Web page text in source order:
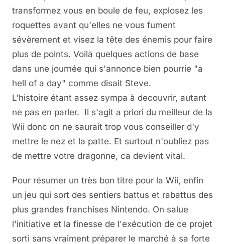
transformez vous en boule de feu, explosez les
roquettes avant qu'elles ne vous fument
sévèrement et visez la tête des énemis pour faire
plus de points. Voilà quelques actions de base
dans une journée qui s'annonce bien pourrie "a
hell of a day" comme disait Steve.
L'histoire étant assez sympa à decouvrir, autant
ne pas en parler. Il s'agit a priori du meilleur de la
Wii donc on ne saurait trop vous conseiller d'y
mettre le nez et la patte. Et surtout n'oubliez pas
de mettre votre dragonne, ca devient vital.
Pour résumer un très bon titre pour la Wii, enfin
un jeu qui sort des sentiers battus et rabattus des
plus grandes franchises Nintendo. On salue
l'initiative et la finesse de l'exécution de ce projet
sorti sans vraiment préparer le marché à sa forte